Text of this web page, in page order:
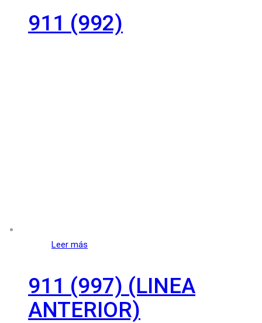
911 (992)
Leer más
911 (997) (LINEA
ANTERIOR)